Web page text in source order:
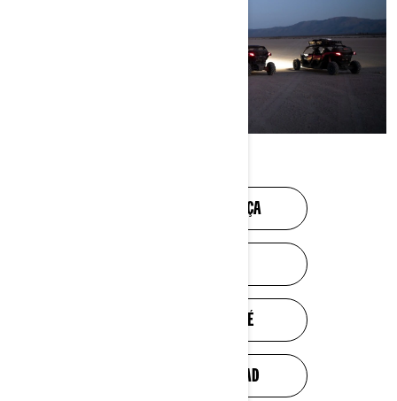
VÍDEO DE SEGURANÇA
VIDÉO DE SÉCURITÉ
VÍDEO DE SEGURIDAD